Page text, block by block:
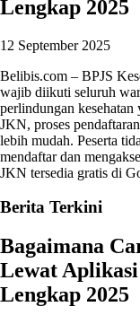
Lengkap 2025
12 September 2025
Belibis.com – BPJS
wajib diikuti seluruh
perlindungan
JKN, proses
lebih mudah. Peserta
mendaftar dan
JKN tersedia gratis di
Berita Terkini
Bagaimana
Lewat
Lengkap 2025